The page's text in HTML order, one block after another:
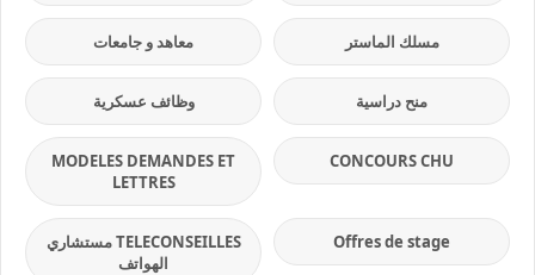
مسلك الماستر معاهد و جامعات
منح دراسية وظائف عسكرية
CONCOURS CHU
MODELES DEMANDES ET
LETTRES
Offres de stage
TELECONSEILLES مستشاري
الهواتف